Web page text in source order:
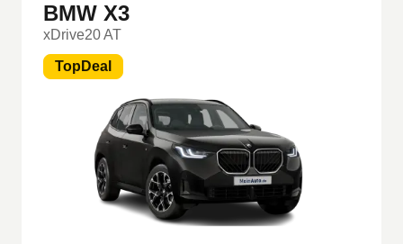
BMW X3
xDrive20 AT
TopDeal